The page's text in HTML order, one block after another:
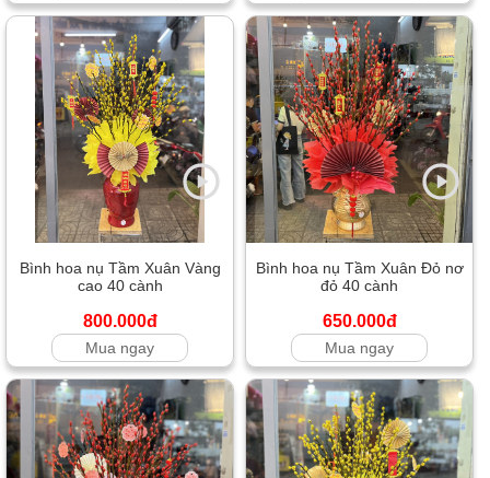
Bình hoa nụ Tầm Xuân Vàng
cao 40 cành
800.000đ
Mua ngay
Bình hoa nụ Tầm Xuân Đỏ nơ
đỏ 40 cành
650.000đ
Mua ngay